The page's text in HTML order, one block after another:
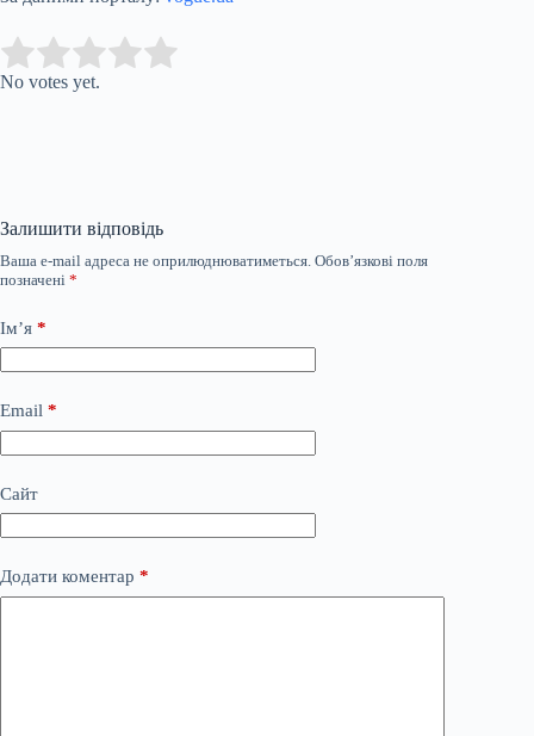
Rate this item:
No votes yet.
Залишити відповідь
Ваша e-mail адреса не оприлюднюватиметься. Обов’язкові поля
позначені *
Ім’я *
Email *
Сайт
Додати коментар *